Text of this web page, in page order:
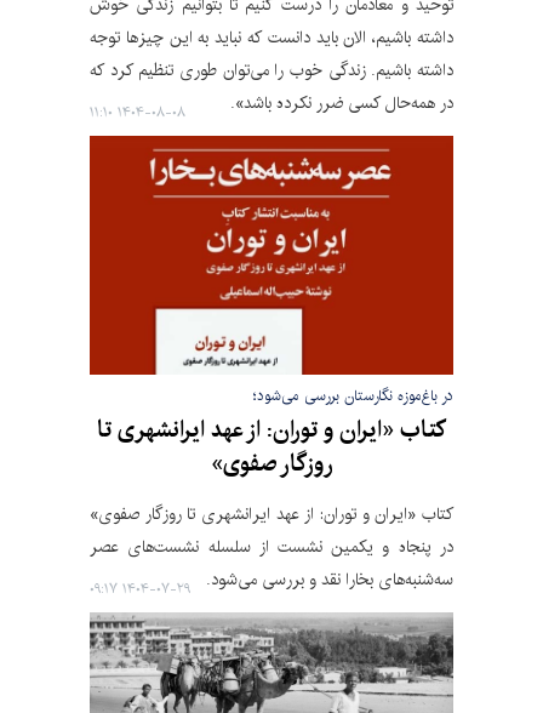
داشته باشیم، الان باید دانست که نباید به این چیزها توجه
داشته باشیم. زندگی خوب را می‌توان طوری تنظیم کرد که
در همه‌حال کسی ضرر نکرده باشد».
۱۴۰۴-۰۸-۰۸ ۱۱:۱۰
در باغ‌موزه نگارستان بررسی می‌شود؛
کتاب «ایران و توران: از عهد ایرانشهری تا
روزگار صفوی»
کتاب «ایران و توران: از عهد ایرانشهری تا روزگار صفوی»
در پنجاه و یکمین نشست از سلسله نشست‌های عصر
سه‌شنبه‌های بخارا نقد و بررسی می‌شود.
۱۴۰۴-۰۷-۲۹ ۰۹:۱۷